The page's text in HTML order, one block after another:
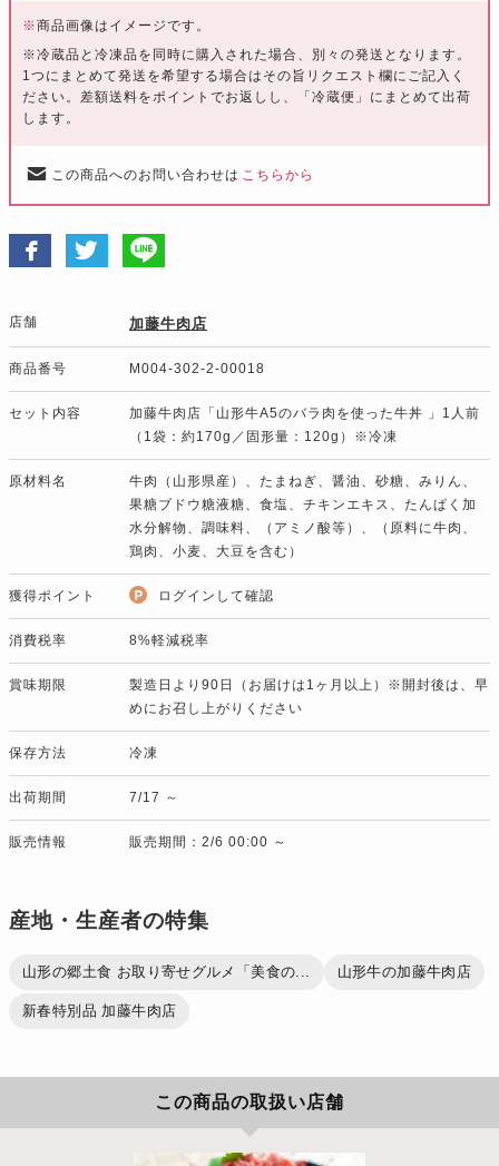
※商品画像はイメージです。
※冷蔵品と冷凍品を同時に購入された場合、別々の発送となります。
1つにまとめて発送を希望する場合はその旨リクエスト欄にご記入く
ださい。差額送料をポイントでお返しし、「冷蔵便」にまとめて出荷
します。
この商品へのお問い合わせは こちらから
店舗 加藤牛肉店
商品番号 M004-302-2-00018
セット内容
加藤牛肉店「山形牛A5のバラ肉を使った牛丼 」1人前
（1袋：約170g／固形量：120g）※冷凍
原材料名
牛肉（山形県産）、たまねぎ、醤油、砂糖、みりん、
果糖ブドウ糖液糖、食塩、チキンエキス、たんぱく加
水分解物、調味料、（アミノ酸等）、（原料に牛肉、
鶏肉、小麦、大豆を含む）
獲得ポイント ログインして確認
消費税率 8%軽減税率
賞味期限
製造日より90日（お届けは1ヶ月以上）※開封後は、早
めにお召し上がりください
保存方法 冷凍
出荷期間 7/17 ～
販売情報 販売期間：2/6 00:00 ～
産地・生産者の特集
山形の郷土食 お取り寄せグルメ「美食の... 山形牛の加藤牛肉店
新春特別品 加藤牛肉店
この商品の取扱い店舗